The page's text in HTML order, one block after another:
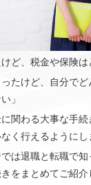
ど、税金や保険は
たけど、自分で
」
関わる大事な手
く行えるようにし
は退職と転職で
をまとめてご紹介